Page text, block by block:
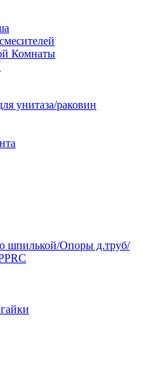
Комнаты
унитаза/раковин
шпилькой/Опоры д.труб/